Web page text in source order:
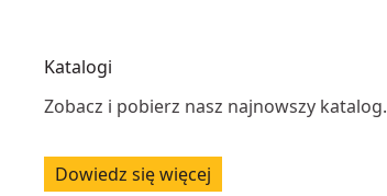
Katalogi
Zobacz i pobierz nasz najnowszy katalog.
Dowiedz się więcej